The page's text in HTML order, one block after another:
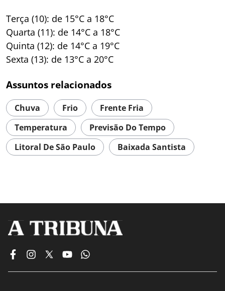
Terça (10): de 15°C a 18°C
Quarta (11): de 14°C a 18°C
Quinta (12): de 14°C a 19°C
Sexta (13): de 13°C a 20°C
Assuntos relacionados
Chuva Frio
Frente Fria
Temperatura
Previsão Do Tempo
Litoral De São Paulo
Baixada Santista